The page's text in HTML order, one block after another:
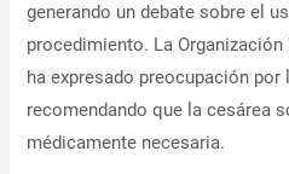
generando un debate sobre el
procedimiento. La Organización
ha expresado preocupación
recomendando que la cesárea
médicamente necesaria.